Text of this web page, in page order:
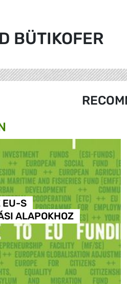
BÜTIKOFER
EU-S
ALAPOKHOZ